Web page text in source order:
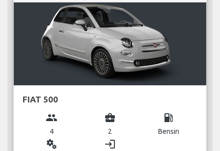
FIAT 500
group
4
business_center
2
local_gas_station
Bensin
miscellaneous_services login